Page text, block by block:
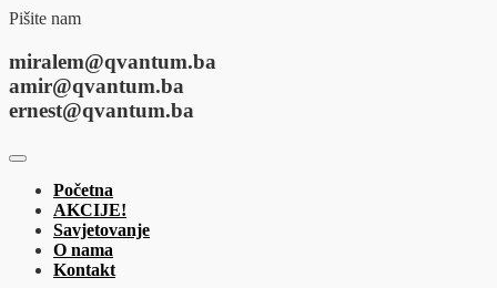
Pišite nam
miralem@qvantum.ba
amir@qvantum.ba
ernest@qvantum.ba
Početna
AKCIJE!
Savjetovanje
O nama
Kontakt